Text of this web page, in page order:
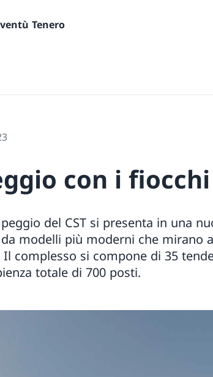
Tenero
con i fiocchi
del CST si presenta in una
modelli più moderni che mirano
complesso si compone di 35
totale di 700 posti.